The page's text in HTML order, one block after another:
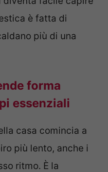
è fatta di
più di una
forma
essenziali
casa comincia a
più lento, anche i
ritmo. È la